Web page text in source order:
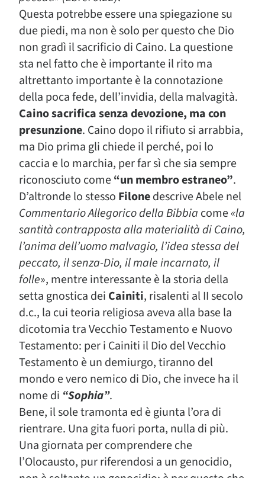
Questa potrebbe essere una spiegazione su
due piedi, ma non è solo per questo che Dio
non gradì il sacrificio di Caino. La questione
sta nel fatto che è importante il rito ma
altrettanto importante è la connotazione
della poca fede, dell’invidia, della malvagità.
Caino sacrifica senza devozione, ma con
presunzione. Caino dopo il rifiuto si arrabbia,
ma Dio prima gli chiede il perché, poi lo
caccia e lo marchia, per far sì che sia sempre
riconosciuto come“un membro estraneo”.
D’altronde lo stesso Filonedescrive Abele nel
Commentario Allegorico della Bibbia come«la
santità contrapposta alla materialità di Caino,
l’anima dell’uomo malvagio, l’idea stessa del
peccato, il senza-Dio, il male incarnato, il
folle», mentre interessante è la storia della
setta gnostica dei Cainiti, risalenti al II secolo
d.c., la cui teoria religiosa aveva alla base la
dicotomia tra Vecchio Testamento e Nuovo
Testamento: per i Cainiti il Dio del Vecchio
Testamento è un demiurgo, tiranno del
mondo e vero nemico di Dio, che invece ha il
nome di “Sophia”.
Bene, il sole tramonta ed è giunta l’ora di
rientrare. Una gita fuori porta, nulla di più.
Una giornata per comprendere che
l’Olocausto, pur riferendosi a un genocidio,